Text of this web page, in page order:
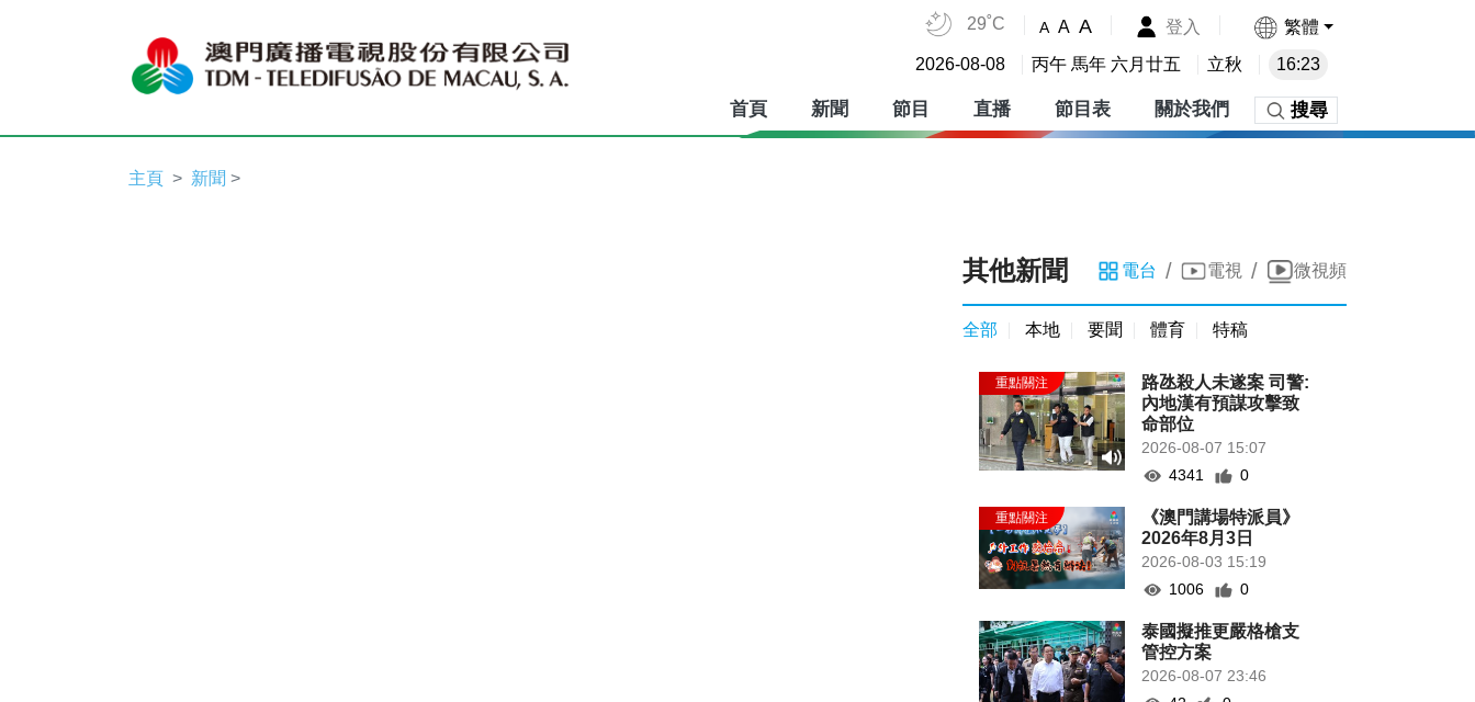
29˚C A A A 登入 繁體
2026-08-08 丙午 馬年 六月廿五 立秋 16:23
首頁 新聞 節目 直播 節目表 關於我們 搜尋
主頁 新聞 >
其他新聞 電台 / 電視 / 微視頻
全部 本地 要聞 體育 特稿
路氹殺人未遂案 司警:
內地漢有預謀攻擊致
命部位
2026-08-07 15:07
4341
0
《澳門講場特派員》
2026年8月3日
2026-08-03 15:19
1006
0
泰國擬推更嚴格槍支
管控方案
2026-08-07 23:46